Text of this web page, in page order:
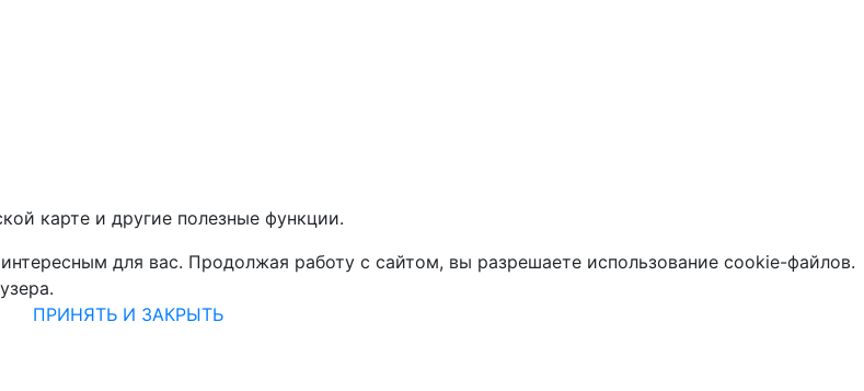
карте и другие полезные функции.
для вас. Продолжая работу с сайтом, вы разрешаете использование cookie-файлов.
ПРИНЯТЬ И ЗАКРЫТЬ